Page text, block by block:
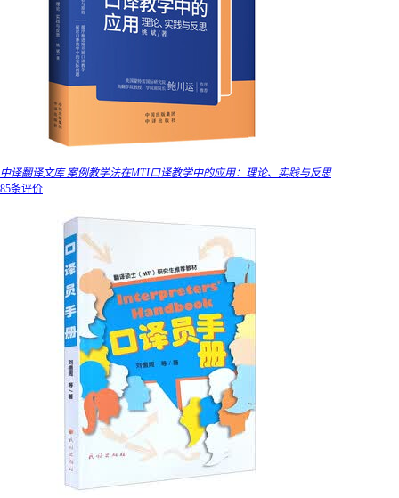
中译翻译文库 案例教学法在MTI口译教学中的应用：理论、实践与反思
85条评价